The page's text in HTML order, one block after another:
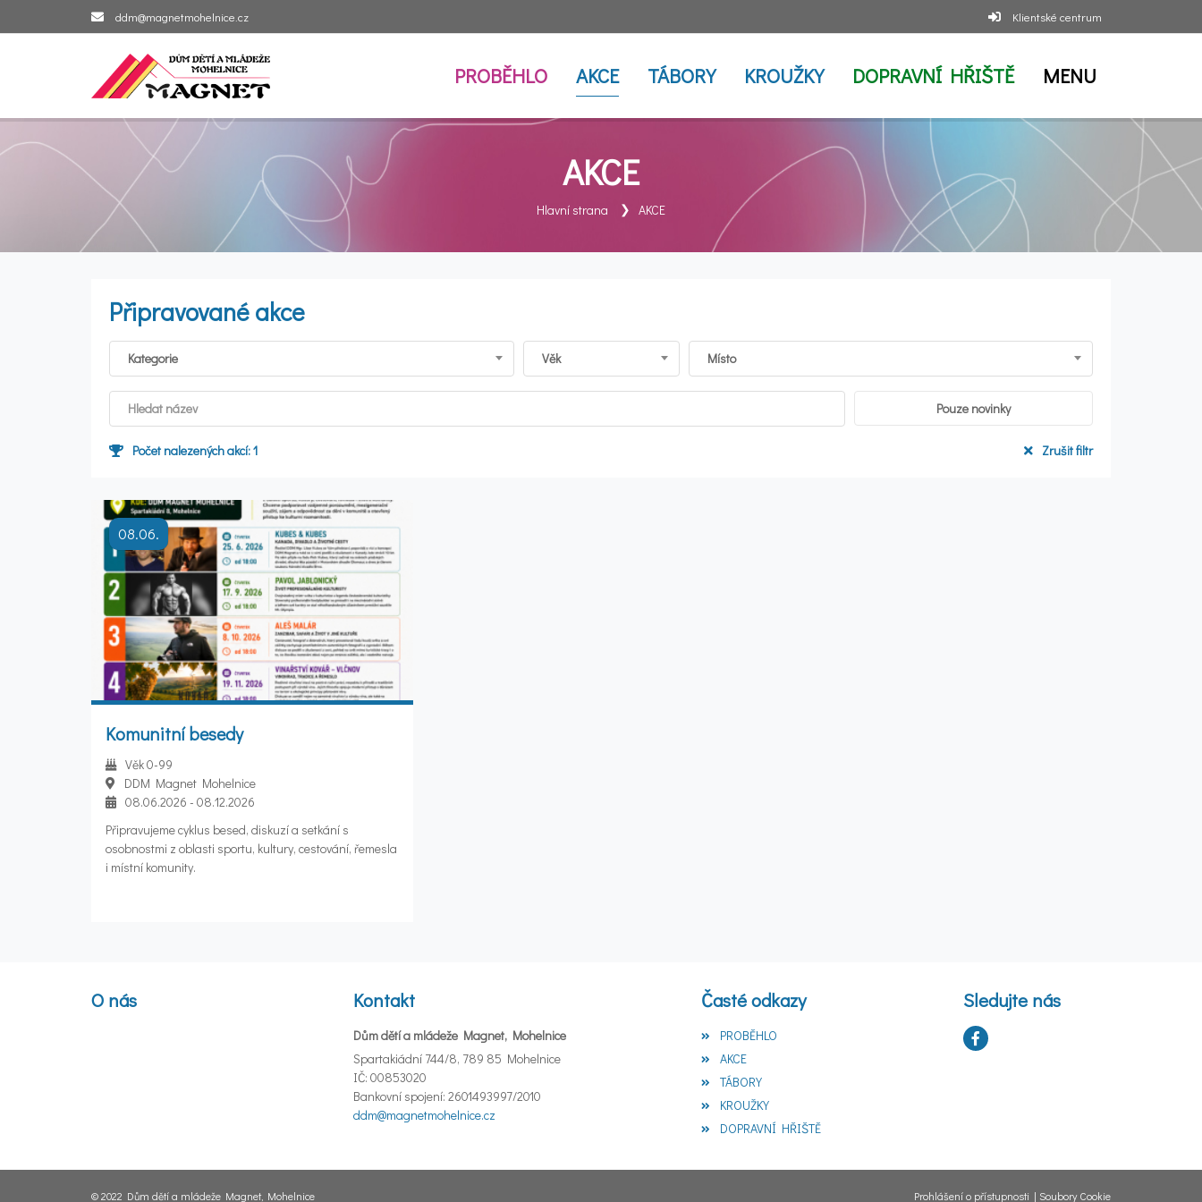
ddm@magnetmohelnice.cz Klientské centrum
PROBĚHLO AKCE TÁBORY KROUŽKY DOPRAVNÍ HŘIŠTĚ MENU
AKCE
Hlavní strana AKCE
Připravované akce
Kategorie Věk Místo
Pouze novinky
Počet nalezených akcí:1 Zrušit filtr
08.06.
Komunitní besedy
Věk 0-99
DDM Magnet Mohelnice
08.06.2026 - 08.12.2026
Připravujeme cyklus besed, diskuzí a setkání s
osobnostmi z oblasti sportu, kultury, cestování, řemesla
i místní komunity.
O nás Kontakt
Dům dětí a mládeže Magnet, Mohelnice
Spartakiádní 744/8, 789 85 Mohelnice
IČ: 00853020
Bankovní spojení: 2601493997/2010
ddm@magnetmohelnice.cz
Časté odkazy
PROBĚHLO
AKCE
TÁBORY
KROUŽKY
DOPRAVNÍ HŘIŠTĚ
Sledujte nás
© 2022 Dům dětí a mládeže Magnet, Mohelnice Prohlášení o přístupnosti | Soubory Cookie